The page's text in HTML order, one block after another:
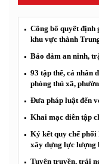
Công bố quyết định
khu vực thành
Bảo đảm an ninh,
93 tập thể, cá nhân
phòng thủ xã,
Đưa pháp luật đến
Khai mạc diễn tập
Ký kết quy chế phối
xây dựng lực lượng
Tuyên truyền, trải